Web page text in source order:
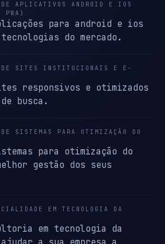
DE APLICATIVOS ANDROID E IOS
para android e ios
do mercado.
DE SITES INSTITUCIONAIS E E-
responsivos e otimizados
busca.
SISTEMAS PARA OTIMIZAÇÃO DO
para otimização do
gestão dos seus
EM TECNOLOGIA DA
em tecnologia da